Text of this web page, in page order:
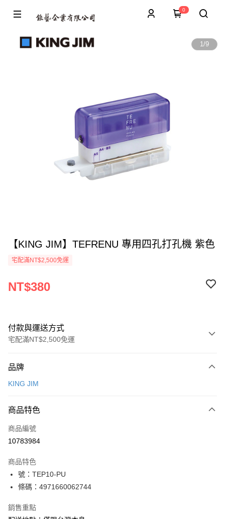
0
1/9
【KING JIM】TEFRENU 專用四孔打孔機 紫色
宅配滿NT$2,500免運
NT$380
付款與運送方式
宅配滿NT$2,500免運
信用卡一次付款
街口支付
悠遊付
運送方式
下單前請先詢問庫存
每筆NT$130，滿NT$2,500(含以上)免運費
品牌
KING JIM
商品特色
商品編號
10783984
商品特色
號：TEP10-PU
條碼：4971660062744
銷售重點